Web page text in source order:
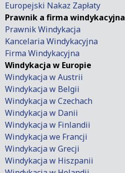
Europejski Nakaz Zapłaty
Prawnik a firma windykacyjna
Prawnik Windykacja
Kancelaria Windykacyjna
Firma Windykacyjna
Windykacja w Europie
Windykacja w Austrii
Windykacja w Belgii
Windykacja w Czechach
Windykacja w Danii
Windykacja w Finlandii
Windykacja we Francji
Windykacja w Grecji
Windykacja w Hiszpanii